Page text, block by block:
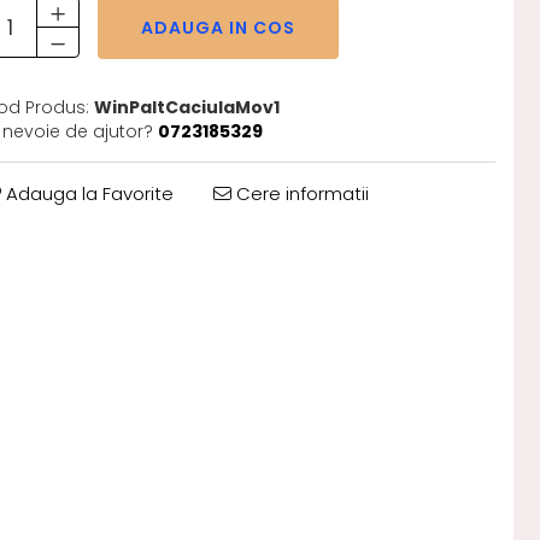
ADAUGA IN COS
Produs: WinPaltCaciulaMov1
nevoie de ajutor? 0723185329
Adauga la Favorite Cere informatii